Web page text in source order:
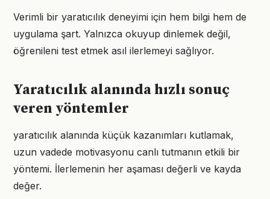
Verimli bir yaratıcılık deneyimi için hem bilgi hem de
uygulama şart. Yalnızca okuyup dinlemek değil,
öğrenileni test etmek asıl ilerlemeyi sağlıyor.
Yaratıcılık alanında hızlı sonuç
veren yöntemler
yaratıcılık alanında küçük kazanımları kutlamak,
uzun vadede motivasyonu canlı tutmanın etkili bir
yöntemi. İlerlemenin her aşaması değerli ve kayda
değer.